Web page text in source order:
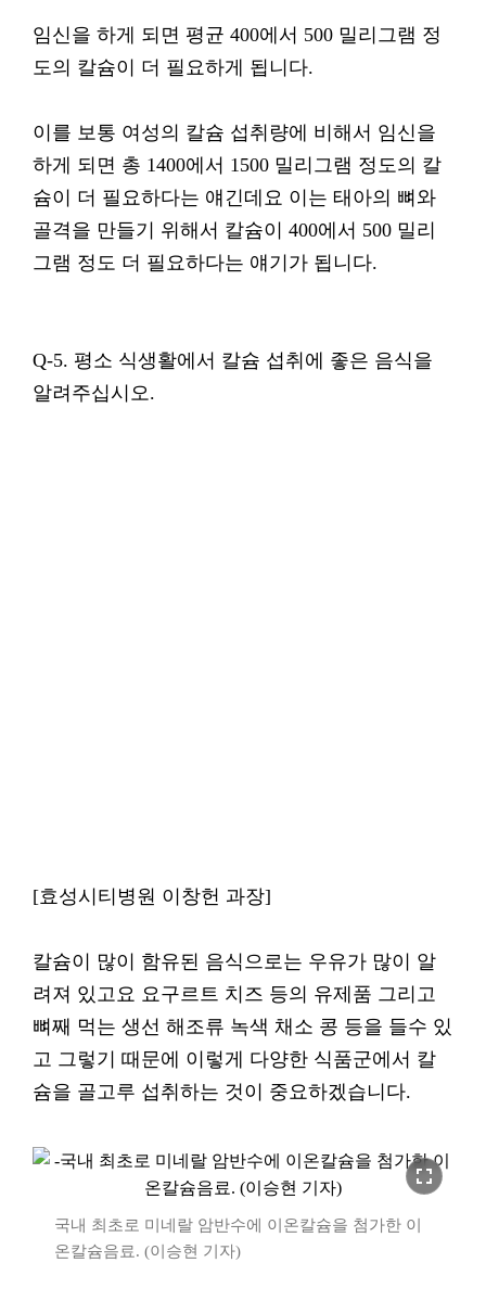
임신을 하게 되면 평균 400에서 500 밀리그램 정
도의 칼슘이 더 필요하게 됩니다.
이를 보통 여성의 칼슘 섭취량에 비해서 임신을
하게 되면 총 1400에서 1500 밀리그램 정도의 칼
슘이 더 필요하다는 얘긴데요 이는 태아의 뼈와
골격을 만들기 위해서 칼슘이 400에서 500 밀리
그램 정도 더 필요하다는 얘기가 됩니다.
Q-5. 평소 식생활에서 칼슘 섭취에 좋은 음식을
알려주십시오.
[효성시티병원 이창헌 과장]
칼슘이 많이 함유된 음식으로는 우유가 많이 알
려져 있고요 요구르트 치즈 등의 유제품 그리고
뼈째 먹는 생선 해조류 녹색 채소 콩 등을 들수 있
고 그렇기 때문에 이렇게 다양한 식품군에서 칼
슘을 골고루 섭취하는 것이 중요하겠습니다.
fullscreen
국내 최초로 미네랄 암반수에 이온칼슘을 첨가한 이
온칼슘음료. (이승현 기자)